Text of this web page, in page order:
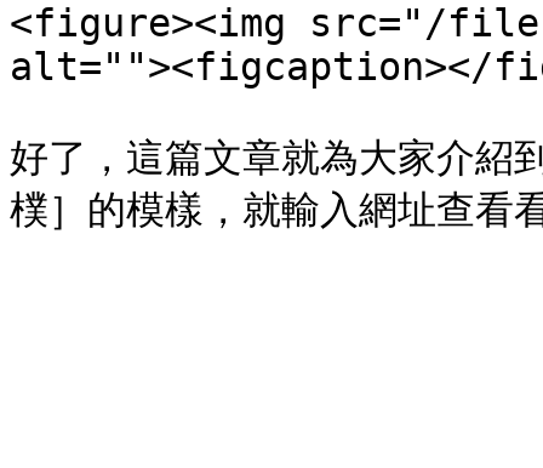
<figure><img src="/files/
alt=""><figcaption></
好了，這篇文章就為大家介紹